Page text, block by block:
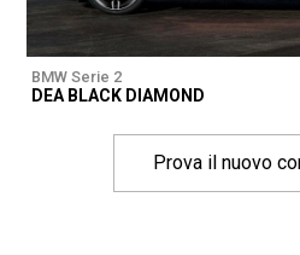
BMW Serie 2
DEA BLACK DIAMOND
Prova il nuovo